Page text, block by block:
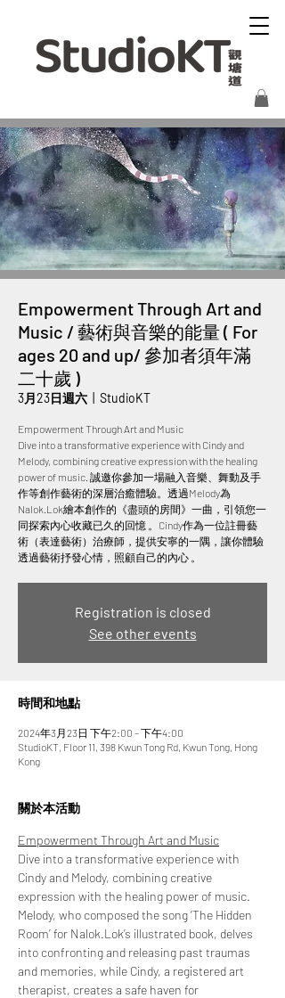
Empowerment Through Art and
Music / 藝術與音樂的能量 ( For
ages 20 and up/ 參加者須年滿
二十歲 )
3月23日週六 StudioKT
Empowerment Through Art and Music
Dive into a transformative experience with Cindy and
Melody, combining creative expression with the healing
power of music. 誠邀你參加一場融入音樂、舞動及手
作等創作藝術的深層治癒體驗。透過Melody為
Nalok.Lok繪本創作的《盡頭的房間》一曲，引領您一
同探索內心收藏已久的回憶 。Cindy作為一位註冊藝
術（表達藝術）治療師，提供安寧的一隅，讓你體驗
Registration is closed
See other events
時間和地點
2024年3月23日 下午2:00 – 下午4:00
StudioKT, Floor 11, 398 Kwun Tong Rd, Kwun Tong, Hong
Kong
關於本活動
Empowerment Through Art and Music
Dive into a transformative experience with
Cindy and Melody, combining creative
expression with the healing power of music.
Melody, who composed the song ‘The Hidden
Room’ for Nalok.Lok’s illustrated book, delves
into confronting and releasing past traumas
and memories, while Cindy, a registered art
therapist, creates a safe haven for